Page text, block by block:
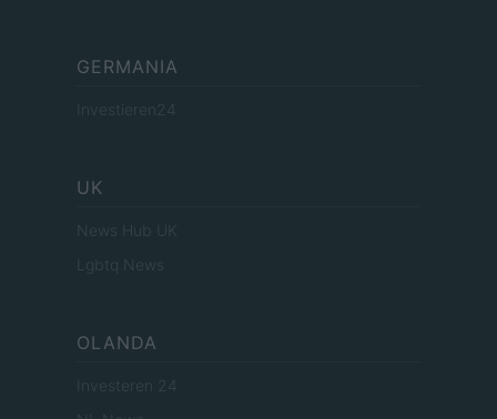
GERMANIA
Investieren24
UK
News Hub UK
Lgbtq News
OLANDA
Investeren 24